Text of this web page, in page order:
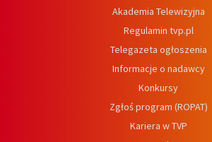
Akademia Telewizyjna
Regulamin tvp.pl
Telegazeta ogłoszenia
Informacje o nadawcy
Konkursy
Zgłoś program (ROPAT)
Kariera w TVP